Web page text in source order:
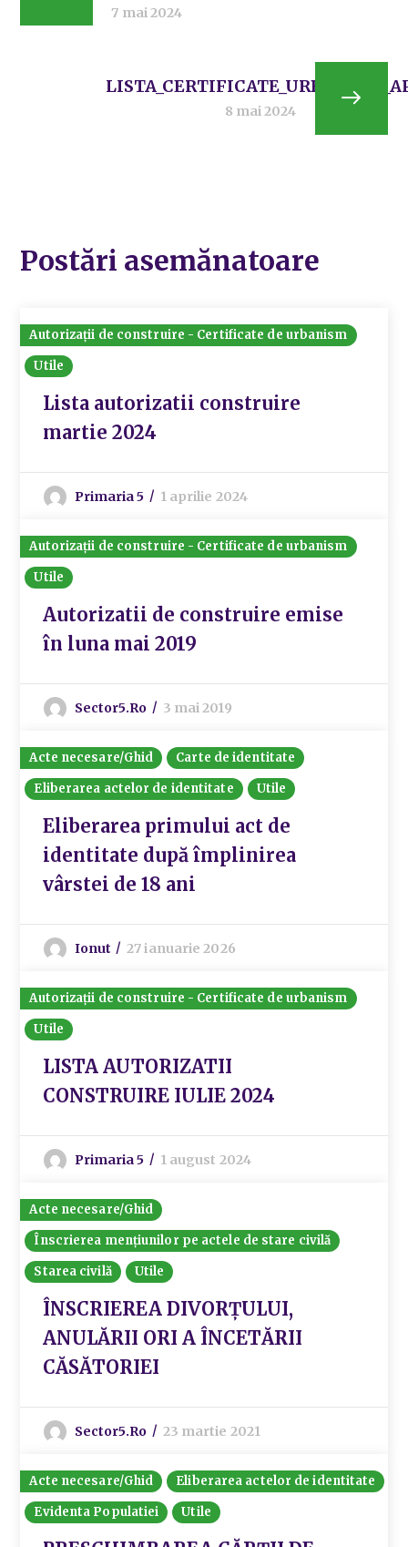
7 mai 2024
8 mai 2024
Postări asemănatoare
Autorizații de construire - Certificate de urbanism
Utile
Lista autorizatii construire
martie 2024
Primaria 5 1 aprilie 2024
Autorizații de construire - Certificate de urbanism
Utile
Autorizatii de construire emise
în luna mai 2019
Sector5.ro 3 mai 2019
Acte necesare/Ghid
Carte de identitate
Eliberarea actelor de identitate
Utile
Eliberarea primului act de
identitate după împlinirea
vârstei de 18 ani
Ionut 27 ianuarie 2026
Autorizații de construire - Certificate de urbanism
Utile
LISTA AUTORIZATII
CONSTRUIRE IULIE 2024
Primaria 5 1 august 2024
Acte necesare/Ghid
Înscrierea mențiunilor pe actele de stare civilă
Starea civilă
Utile
ÎNSCRIEREA DIVORȚULUI,
ANULĂRII ORI A ÎNCETĂRII
CĂSĂTORIEI
Sector5.ro 23 martie 2021
Acte necesare/Ghid
Eliberarea actelor de identitate
Evidenta Populatiei
Utile